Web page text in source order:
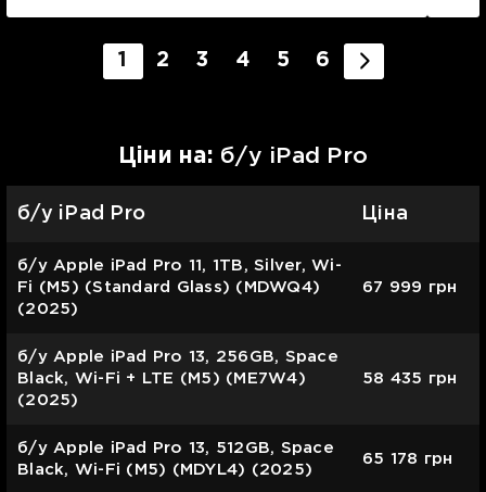
1 2 3 4 5 6
Цiни на: б/у iPad Pro
б/у iPad Pro Ціна
б/у Apple iPad Pro 11, 1TB, Silver, Wi-
Fi (M5) (Standard Glass) (MDWQ4)
(2025)
67 999 грн
б/у Apple iPad Pro 13, 256GB, Space
Black, Wi-Fi + LTE (M5) (ME7W4)
(2025)
58 435 грн
б/у Apple iPad Pro 13, 512GB, Space
Black, Wi-Fi (M5) (MDYL4) (2025)
65 178 грн